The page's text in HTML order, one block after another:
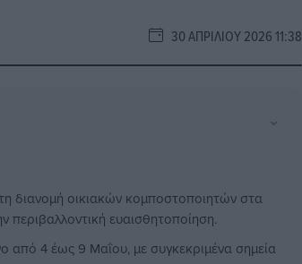
30 ΑΠΡΙΛΊΟΥ 2026 11:38
⌄
οικιακών κομποστοποιητών στα
περιβαλλοντική ευαισθητοποίηση.
από 4 έως 9 Μαΐου, με συγκεκριμένα σημεία